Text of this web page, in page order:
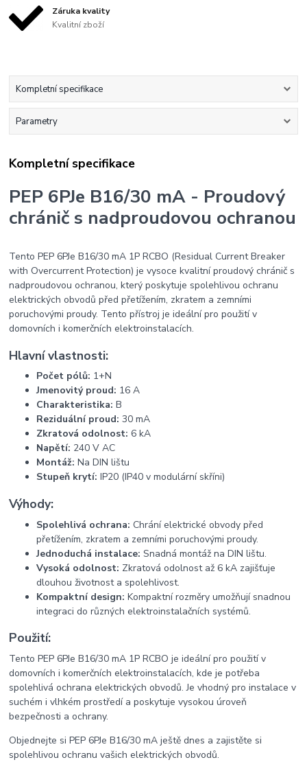
Záruka kvality
Kvalitní zboží
Kompletní specifikace
Parametry
Kompletní specifikace
PEP 6PJe B16/30 mA - Proudový
chránič s nadproudovou ochranou
Tento PEP 6PJe B16/30 mA 1P RCBO (Residual Current Breaker
with Overcurrent Protection) je vysoce kvalitní proudový chránič s
nadproudovou ochranou, který poskytuje spolehlivou ochranu
elektrických obvodů před přetížením, zkratem a zemními
poruchovými proudy. Tento přístroj je ideální pro použití v
domovních i komerčních elektroinstalacích.
Hlavní vlastnosti:
Počet pólů: 1+N
Jmenovitý proud: 16 A
Charakteristika: B
Reziduální proud: 30 mA
Zkratová odolnost: 6 kA
Napětí: 240 V AC
Montáž: Na DIN lištu
Stupeň krytí: IP20 (IP40 v modulární skříni)
Výhody:
Spolehlivá ochrana: Chrání elektrické obvody před
přetížením, zkratem a zemními poruchovými proudy.
Jednoduchá instalace: Snadná montáž na DIN lištu.
Vysoká odolnost: Zkratová odolnost až 6 kA zajišťuje
dlouhou životnost a spolehlivost.
Kompaktní design: Kompaktní rozměry umožňují snadnou
integraci do různých elektroinstalačních systémů.
Použití:
Tento PEP 6PJe B16/30 mA 1P RCBO je ideální pro použití v
domovních i komerčních elektroinstalacích, kde je potřeba
spolehlivá ochrana elektrických obvodů. Je vhodný pro instalace v
suchém i vlhkém prostředí a poskytuje vysokou úroveň
bezpečnosti a ochrany.
Objednejte si PEP 6PJe B16/30 mA ještě dnes a zajistěte si
spolehlivou ochranu vašich elektrických obvodů.